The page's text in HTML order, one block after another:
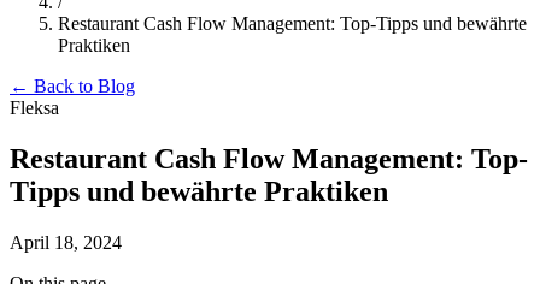
Restaurant Cash Flow Management: Top-Tipps und bewährte
Praktiken
← Back to Blog
Fleksa
Restaurant Cash Flow Management: Top-
Tipps und bewährte Praktiken
April 18, 2024